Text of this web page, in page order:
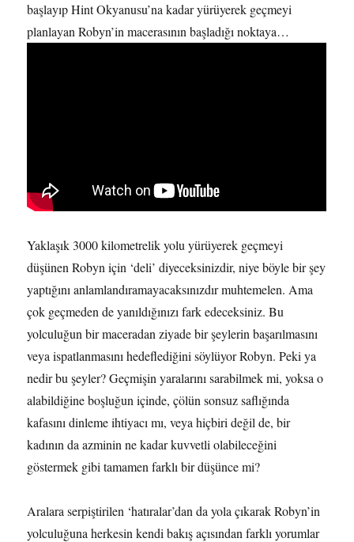
başlayıp Hint Okyanusu’na kadar yürüyerek geçmeyi
planlayan Robyn’in macerasının başladığı noktaya…
Yaklaşık 3000 kilometrelik yolu yürüyerek geçmeyi
düşünen Robyn için ‘deli’ diyeceksinizdir, niye böyle bir şey
yaptığını anlamlandıramayacaksınızdır muhtemelen. Ama
çok geçmeden de yanıldığınızı fark edeceksiniz. Bu
yolculuğun bir maceradan ziyade bir şeylerin başarılmasını
veya ispatlanmasını hedeflediğini söylüyor Robyn. Peki ya
nedir bu şeyler? Geçmişin yaralarını sarabilmek mi, yoksa o
alabildiğine boşluğun içinde, çölün sonsuz saflığında
kafasını dinleme ihtiyacı mı, veya hiçbiri değil de, bir
kadının da azminin ne kadar kuvvetli olabileceğini
göstermek gibi tamamen farklı bir düşünce mi?
Aralara serpiştirilen ‘hatıralar’dan da yola çıkarak Robyn’in
yolculuğuna herkesin kendi bakış açısından farklı yorumlar